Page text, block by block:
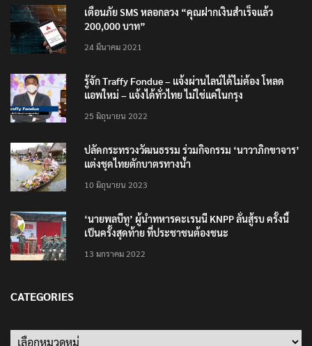
เตือนภัย SMS หลอกลวง “คุณฝากเงินสำเร็จแล้ว
200,000 บาท”
24 มีนาคม 2021
รู้จัก Traffy Fondue – แจ้งผ่านไลน์ได้ไม่ต้อง โหลด
แอพใหม่ – แจ้งได้ทั่วไทย ไม่ใช่แค่ในกรุง
25 มิถุนายน 2022
ปลัดกระทรวงวัฒนธรรม ร่วมกิจกรรม ‘นาวาภิกขาจาร’
แต่งชุดไทยตักบาตรทางน้ำ
10 มิถุนายน 2023
‘นายพลบีทู’ ผู้นำทหารคะเรนนี KNPP ลั่นสู้รบ ครั้งนี้
เป็นครั้งสุดท้าย ที่ประชาชนต้องชนะ
13 มกราคม 2022
CATEGORIES
Categories